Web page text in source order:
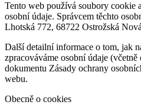
Tento web používá soubory cookie
osobní údaje. Správcem těchto
Lhotská 772, 68722 Ostrožská
Další detailní informace o tom, jak
zpracováváme osobní údaje
dokumentu Zásady ochrany
webu.
Obecně o cookies